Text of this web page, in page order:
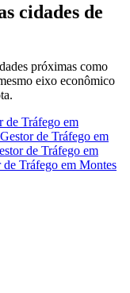
cidades de
próximas como
eixo econômico
de Tráfego em
Gestor de Tráfego em
de Tráfego em
de Tráfego em Montes